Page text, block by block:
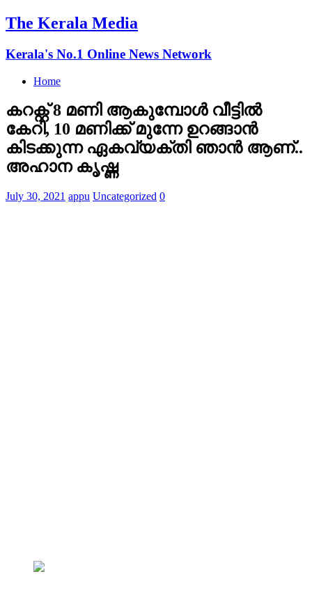
The Kerala Media
Kerala's No.1 Online News Network
Home
കറക്റ്റ് 8 മണി ആകുമ്പോള്‍ വീട്ടില്‍
കേറി, 10 മണിക്ക് മുന്നേ ഉറങ്ങാന്‍
കിടക്കുന്ന ഏകവ്യക്തി ഞാന്‍ ആണ്..
അഹാന കൃഷ്ണ
July 30, 2021 appu Uncategorized 0